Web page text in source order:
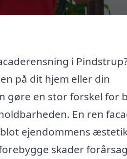
i
på dit hjem eller din
gøre en stor forskel for
En ren
ejendommens
skader